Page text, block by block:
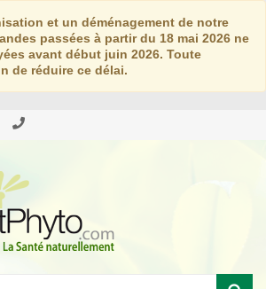
et un déménagement de notre
passées à partir du 18 mai 2026 ne
avant début juin 2026. Toute
de réduire ce délai.